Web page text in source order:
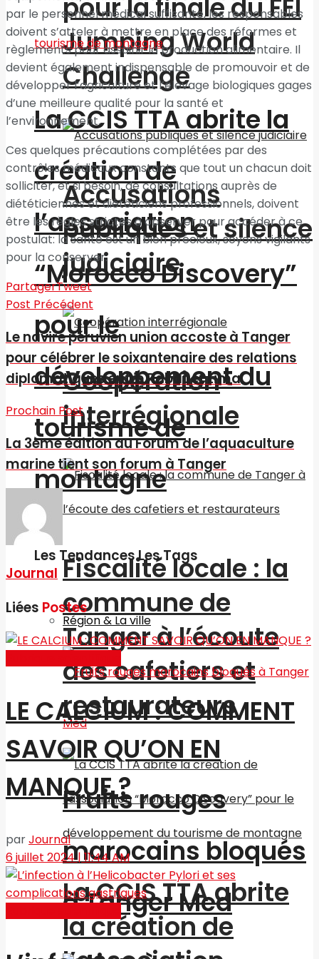
pour la finale du FEI
Jumping World
Challenge
Accusations
publiques et silence
judiciaire
Coopération
interrégionale
Fiscalité locale : la
commune de
Tanger à l’écoute
des cafetiers et
restaurateurs
La CCIS TTA abrite
la création de
La CCIS TTA abrite la
création de
l’association
“Morocco Discovery”
pour le
développement du
tourisme de
montagne
Les Tendances Les Tags
Région & La ville
Fruits rouges
marocains bloqués
à Tanger Med
par le personnel médical suffisante, les responsables
doivent s’atteler à mettre en place des réformes et
règlements pour assainir la production alimentaire. Il
devient également indispensable de promouvoir et de
développer l’agriculture et l’élevage biologiques gages
d’une meilleure qualité pour la santé et
l’environnement.
Ces quelques précautions complétées par des
contrôles médicaux constants que tout un chacun doit
solliciter, et si besoin, de consultations auprès de
diététiciennes et diététiciens professionnels, doivent
être les règles strictes à observer pour accéder à ce
postulat: la santé est un bien précieux, soyons vigilants
pour la conserver.
PartagerTweet
Post Précédent
Le navire péruvien union accoste à Tanger
pour célébrer le soixantenaire des relations
diplomatiques entre Rabat et Lima
Prochain Post
La 3ème édition du Forum de l’aquaculture
marine tient son forum à Tanger
Journal
Liées Postes
LE CALCIUM : COMMENT
SAVOIR QU’ON EN
MANQUE ?
parJournal
6 juillet 2024 | 11:44 AM